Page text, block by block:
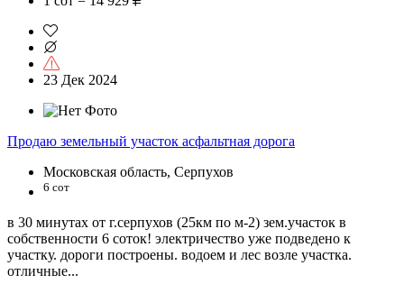
23 Дек 2024
Продаю земельный участок асфальтная дорога
Московская область, Серпухов
6 сот
в 30 минутах от г.серпухов (25км по м-2) зем.участок в
собственности 6 соток! электричество уже подведено к
участку. дороги построены. водоем и лес возле участка.
отличные...